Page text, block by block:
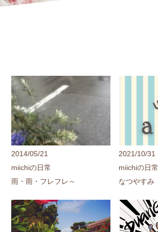
2014/05/21
miichiの日常
雨・雨・フレフレ～
2021/10/31
miichiの日常
なつやすみ